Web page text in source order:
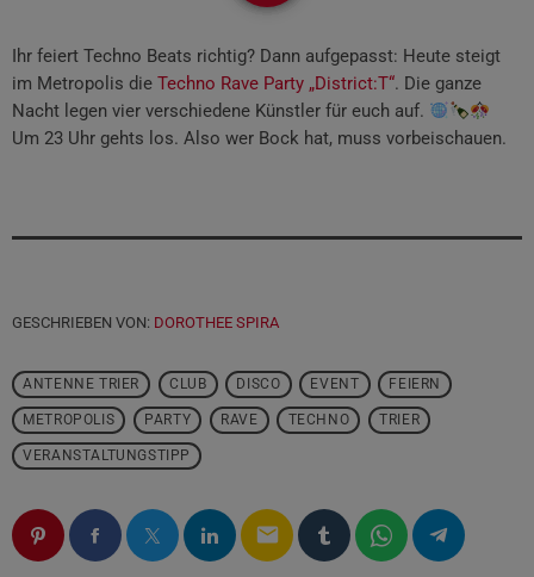
Ihr feiert Techno Beats richtig? Dann aufgepasst: Heute steigt
im Metropolis die Techno Rave Party „District:T“. Die ganze
Nacht legen vier verschiedene Künstler für euch auf.
Um 23 Uhr gehts los. Also wer Bock hat, muss vorbeischauen.
GESCHRIEBEN VON: DOROTHEE SPIRA
ANTENNE TRIER CLUB DISCO EVENT FEIERN
METROPOLIS PARTY RAVE TECHNO TRIER
VERANSTALTUNGSTIPP
email